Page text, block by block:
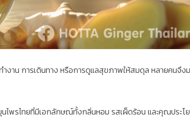
ำงาน การเดินทาง หรือการดูแลสุขภาพให้สมดุล หลายคน
นไพรไทยที่มีเอกลักษณ์ทั้งกลิ่นหอม รสเผ็ดร้อน และคุณประโ